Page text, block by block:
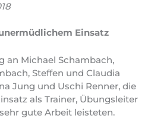
Einsatz
an Michael Schambach,
Steffen und Claudia
Jung und Uschi Renner, die
als Trainer, Übungsleiter
gute Arbeit leisteten.